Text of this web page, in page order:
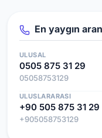
En yaygın
ULUSAL
0505 875 31 29
05058753129
ULUSLARARASI
+90 505 875 31 29
+905058753129